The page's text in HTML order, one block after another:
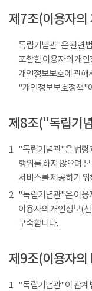
제7조(이용자의
독립기념관"은 관련
포함한 이용자의 개
개인정보보호에 관해
"개인정보보호정책"
제8조("독립기
1 "독립기념관"은 법령
행위를 하지 않으며
서비스를 제공하기
2 "독립기념관"은 이용
이용자의 개인정보(
구축합니다.
제9조(이용자의
1 "독립기념관"이 관계